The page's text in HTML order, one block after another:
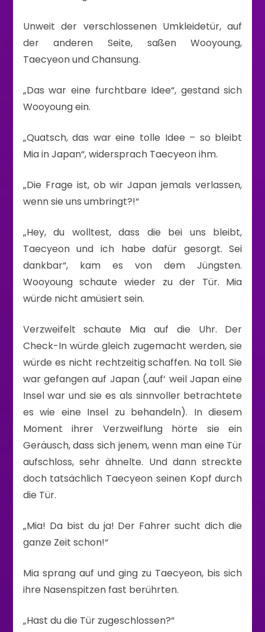
Unweit der verschlossenen Umkleidetür, auf
der anderen Seite, saßen Wooyoung,
Taecyeon und Chansung.
„Das war eine furchtbare Idee“, gestand sich
Wooyoung ein.
„Quatsch, das war eine tolle Idee – so bleibt
Mia in Japan“, widersprach Taecyeon ihm.
„Die Frage ist, ob wir Japan jemals verlassen,
wenn sie uns umbringt?!“
„Hey, du wolltest, dass die bei uns bleibt,
Taecyeon und ich habe dafür gesorgt. Sei
dankbar“, kam es von dem Jüngsten.
Wooyoung schaute wieder zu der Tür. Mia
würde nicht amüsiert sein.
Verzweifelt schaute Mia auf die Uhr. Der
Check-In würde gleich zugemacht werden, sie
würde es nicht rechtzeitig schaffen. Na toll. Sie
war gefangen auf Japan (‚auf‘ weil Japan eine
Insel war und sie es als sinnvoller betrachtete
es wie eine Insel zu behandeln). In diesem
Moment ihrer Verzweiflung hörte sie ein
Geräusch, dass sich jenem, wenn man eine Tür
aufschloss, sehr ähnelte. Und dann streckte
doch tatsächlich Taecyeon seinen Kopf durch
die Tür.
„Mia! Da bist du ja! Der Fahrer sucht dich die
ganze Zeit schon!“
Mia sprang auf und ging zu Taecyeon, bis sich
ihre Nasenspitzen fast berührten.
„Hast du die Tür zugeschlossen?“